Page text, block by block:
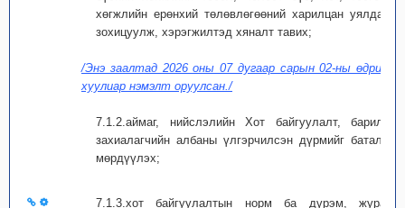
хөгжлийн ерөнхий төлөвлөгөөний харилцан уялдааг
зохицуулж, хэрэгжилтэд хяналт тавих;
/Энэ заалтад 2026 оны 07 дугаар сарын 02-ны өдрийн
хуулиар нэмэлт оруулсан./
7.1.2.аймаг, нийслэлийн Хот байгуулалт, барилга
захиалагчийн албаны үлгэрчилсэн дүрмийг баталж,
мөрдүүлэх;
7.1.3.хот байгуулалтын норм ба дүрэм, журам